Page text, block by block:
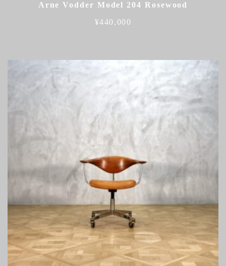
Arne Vodder Model 204 Rosewood
¥440,000